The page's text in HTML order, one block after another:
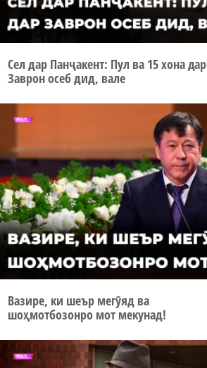
Сел дар Панҷакент: Пул ва 15 хона дар
Заврон осеб дид, вале
Вазире, ки шеър мегӯяд ва
шоҳмотбозонро мот мекунад!